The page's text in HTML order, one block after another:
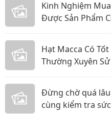
Kinh Nghiệm
Được Sản Phẩm
Hạt Macca Có
Thường Xuyên
Đừng chờ quá
cùng kiểm tra